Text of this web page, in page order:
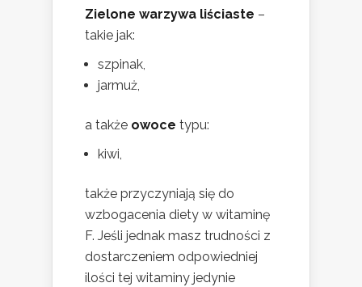
Zielone warzywa liściaste –
takie jak:
szpinak,
jarmuż,
a także owoce typu:
kiwi,
także przyczyniają się do
wzbogacenia diety w witaminę
F. Jeśli jednak masz trudności z
dostarczeniem odpowiedniej
ilości tej witaminy jedynie